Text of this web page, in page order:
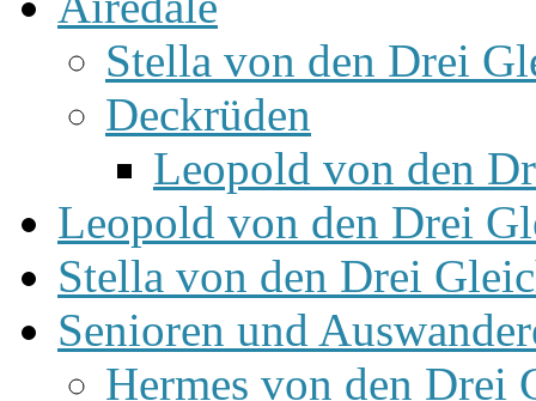
Stella von den Drei
Deckrüden
Leopold von den
Leopold von den Drei
Stella von den Drei
Senioren und
Hermes von den Drei